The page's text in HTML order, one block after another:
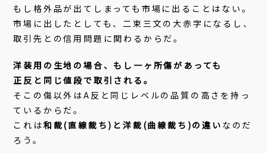
もし格外品が出てしまっても市場に出ることはない。
市場に出したとしても、二束三文の大赤字になるし、
取引先との信用問題に関わるからだ。
洋装用の生地の場合、もし一ヶ所傷があっても
正反と同じ値段で取引される。
そこの傷以外はA反と同じレベルの品質の高さを持っ
ているからだ。
これは和裁(直線裁ち)と洋裁(曲線裁ち)の違い なのだ
ろう。